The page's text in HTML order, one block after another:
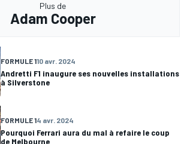
Plus de
Adam Cooper
FORMULE 110 avr. 2024
Andretti F1 inaugure ses nouvelles installations
à Silverstone
FORMULE 14 avr. 2024
Pourquoi Ferrari aura du mal à refaire le coup
de Melbourne